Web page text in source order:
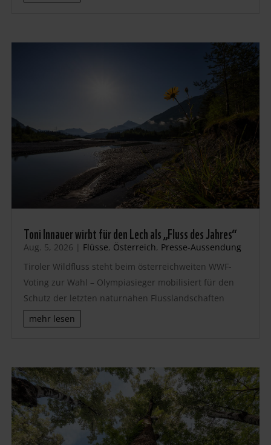
Toni Innauer wirbt für den Lech als „Fluss des Jahres“
Aug. 5, 2026 | Flüsse, Österreich, Presse-Aussendung
Tiroler Wildfluss steht beim österreichweiten WWF-
Voting zur Wahl – Olympiasieger mobilisiert für den
Schutz der letzten naturnahen Flusslandschaften
mehr lesen